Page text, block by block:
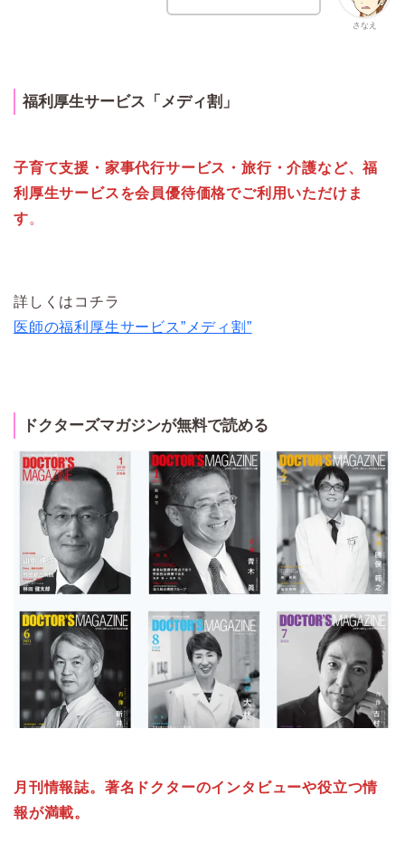
さなえ
福利厚生サービス「メディ割」
子育て支援・家事代行サービス・旅行・介護など、福
利厚生サービスを会員優待価格でご利用いただけま
す。
詳しくはコチラ
医師の福利厚生サービス”メディ割”
ドクターズマガジンが無料で読める
月刊情報誌。著名ドクターのインタビューや役立つ情
報が満載。